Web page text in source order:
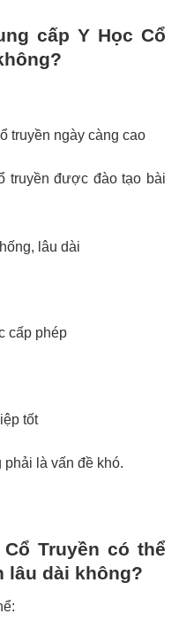
cấp Y Học Cổ
truyền ngày càng cao
truyền được đào tạo bài
lâu dài
cấp phép
tốt
là vấn đề khó.
Truyền có thể
lâu dài không?